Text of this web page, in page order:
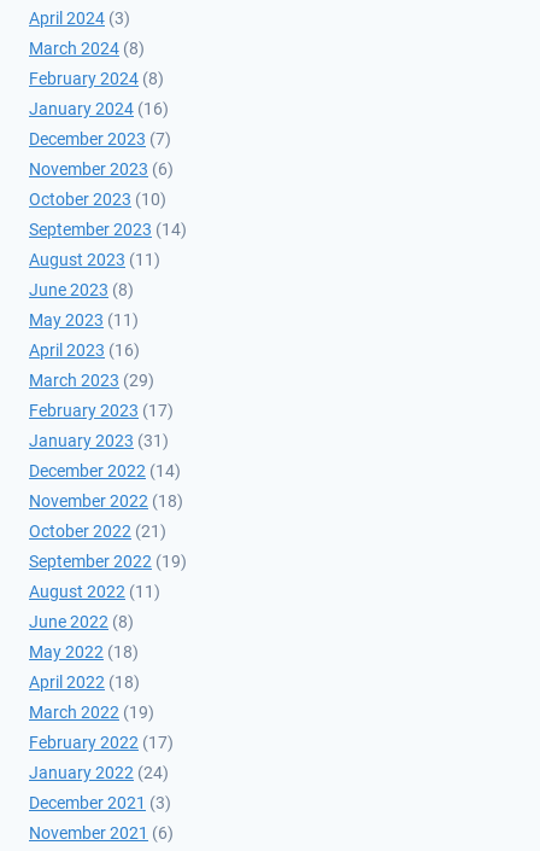
April 2024 (3)
March 2024 (8)
February 2024 (8)
January 2024 (16)
December 2023 (7)
November 2023 (6)
October 2023 (10)
September 2023 (14)
August 2023 (11)
June 2023 (8)
May 2023 (11)
April 2023 (16)
March 2023 (29)
February 2023 (17)
January 2023 (31)
December 2022 (14)
November 2022 (18)
October 2022 (21)
September 2022 (19)
August 2022 (11)
June 2022 (8)
May 2022 (18)
April 2022 (18)
March 2022 (19)
February 2022 (17)
January 2022 (24)
December 2021 (3)
November 2021 (6)